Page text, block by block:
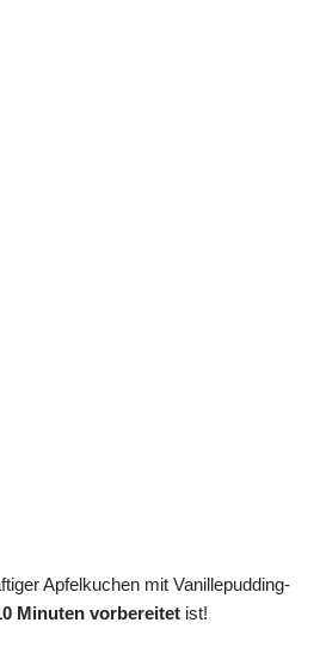
Apfelkuchen mit Vanillepudding-
Minuten vorbereitet ist!